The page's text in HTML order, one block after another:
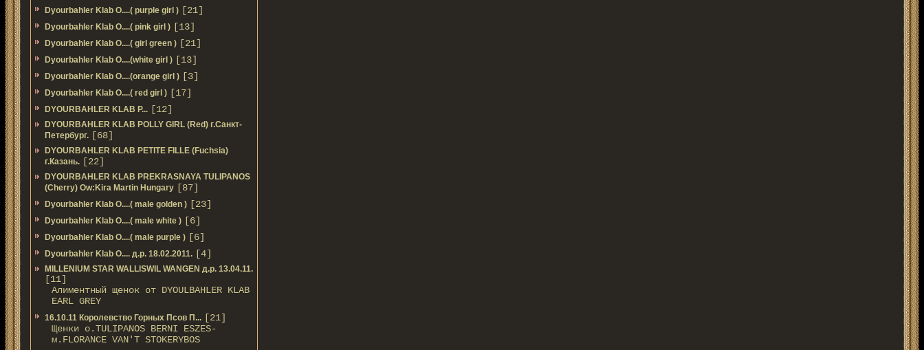
Dyourbahler Klab O....( purple girl ) [21]
Dyourbahler Klab O....( pink girl ) [13]
Dyourbahler Klab O....( girl green ) [21]
Dyourbahler Klab O....(white girl ) [13]
Dyourbahler Klab O....(orange girl ) [3]
Dyourbahler Klab O....( red girl ) [17]
DYOURBAHLER KLAB P... [12]
DYOURBAHLER KLAB POLLY GIRL (Red) г.Санкт-
Петербург. [68]
DYOURBAHLER KLAB PETITE FILLE (Fuchsia)
г.Казань. [22]
DYOURBAHLER KLAB PREKRASNAYA TULIPANOS
(Cherry) Ow:Kira Martin Hungary [87]
Dyourbahler Klab O....( male golden ) [23]
Dyourbahler Klab O....( male white ) [6]
Dyourbahler Klab O....( male purple ) [6]
Dyourbahler Klab O.... д.р. 18.02.2011. [4]
MILLENIUM STAR WALLISWIL WANGEN д.р. 13.04.11.
[11]
Алиментный щенок от DYOULBAHLER KLAB
EARL GREY
16.10.11 Королевство Горных Псов П... [21]
Щенки о.TULIPANOS BERNI ESZES-
м.FLORANCE VAN'T STOKERYBOS